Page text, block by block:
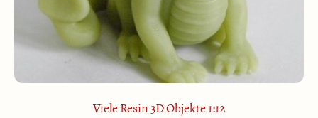
Viele Resin 3D Objekte 1:12